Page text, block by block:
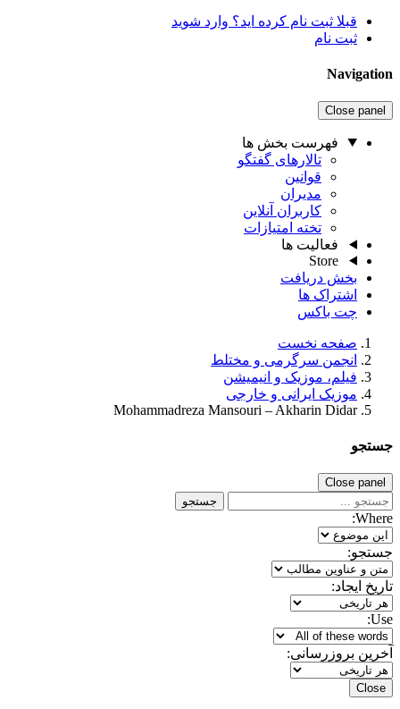
قبلا ثبت نام کرده اید؟ وارد شوید
ثبت نام
Navigation
Close panel
فهرست بخش ها
تالارهای گفتگو
قوانین
مدیران
کاربران آنلاین
تخته امتیازات
فعالیت ها
Store
بخش دریافت
اشتراک ها
چت باکس
صفحه نخست
انجمن سرگرمی و مختلط
فیلم، موزیک و انیمیشن
موزیک ایرانی و خارجی
Mohammadreza Mansouri – Akharin Didar
جستجو
Close panel
جستجو
Where:
جستجو:
تاریخ ایجاد:
Use:
آخرین بروزرسانی:
Close